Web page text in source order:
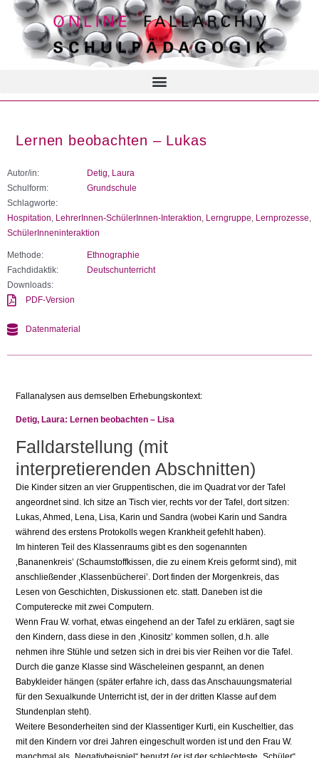
Lernen beobachten – Lukas
Autor/in:
Detig, Laura
Schulform:
Grundschule
Schlagworte:
Hospitation LehrerInnen-SchülerInnen-Interaktion Lerngruppe Lernprozesse
SchülerInneninteraktion
Methode:
Ethnographie
Fachdidaktik:
Deutschunterricht
Downloads:
PDF-Version
Datenmaterial
Fallanalysen aus demselben Erhebungskontext:
Detig, Laura: Lernen beobachten – Lisa
Falldarstellung (mit
interpretierenden Abschnitten)
Die Kinder sitzen an vier Gruppentischen, die im Quadrat vor der Tafel
angeordnet sind. Ich sitze an Tisch vier, rechts vor der Tafel, dort sitzen:
Lukas, Ahmed, Lena, Lisa, Karin und Sandra (wobei Karin und Sandra
während des erstens Protokolls wegen Krankheit gefehlt haben).
Im hinteren Teil des Klassenraums gibt es den sogenannten
‚Bananenkreis’ (Schaumstoffkissen, die zu einem Kreis geformt sind), mit
anschließender ‚Klassenbücherei’. Dort finden der Morgenkreis, das
Lesen von Geschichten, Diskussionen etc. statt. Daneben ist die
Computerecke mit zwei Computern.
Wenn Frau W. vorhat, etwas eingehend an der Tafel zu erklären, sagt sie
den Kindern, dass diese in den ‚Kinositz’ kommen sollen, d.h. alle
nehmen ihre Stühle und setzen sich in drei bis vier Reihen vor die Tafel.
Durch die ganze Klasse sind Wäscheleinen gespannt, an denen
Babykleider hängen (später erfahre ich, dass das Anschauungsmaterial
für den Sexualkunde Unterricht ist, der in der dritten Klasse auf dem
Stundenplan steht).
Weitere Besonderheiten sind der Klassentiger Kurti, ein Kuscheltier, das
mit den Kindern vor drei Jahren eingeschult worden ist und den Frau W.